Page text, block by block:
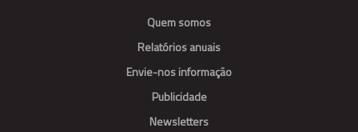
Quem somos
Relatórios anuais
Envie-nos informação
Publicidade
Newsletters